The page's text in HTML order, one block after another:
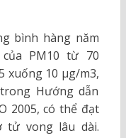
bình hàng năm
PM10 từ 70
xuống 10 µg/m3,
Hướng dẫn
2005, có thể đạt
tử vong lâu dài.